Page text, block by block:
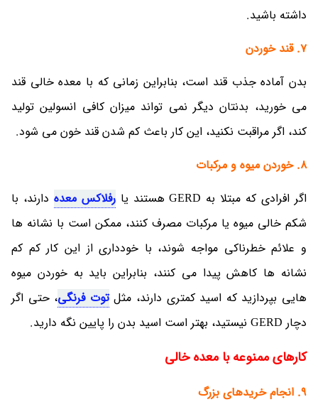
داشته باشید.
7. قند خوردن
بدن آماده جذب قند است، بنابراین زمانی که با معده خالی قند
می خورید، بدنتان دیگر نمی تواند میزان کافی انسولین تولید
کند، اگر مراقبت نکنید، این کار باعث کم شدن قند خون می شود.
8. خوردن میوه و مرکبات
اگر افرادی که مبتلا به GERD هستند یا
رفلاکس معده دارند، با
شکم خالی میوه یا مرکبات مصرف کنند، ممکن است با نشانه ها
و علائم خطرناکی مواجه شوند، با خودداری از این کار کم کم
نشانه ها کاهش پیدا می کنند، بنابراین باید به خوردن میوه
هایی بپردازید که اسید کمتری دارند، مثلتوت فرنگی، حتی اگر
دچار GERD نیستید، بهتر است اسید بدن را پایین نگه دارید.
کارهای ممنوعه با معده خالی
9. انجام خریدهای بزرگ